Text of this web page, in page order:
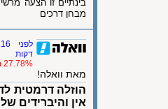
מבחן דרכים
דקות
27.78% מהצפיות
מאת וואלה!
הוזלה דרמטית
אין והיברידים של MG »»